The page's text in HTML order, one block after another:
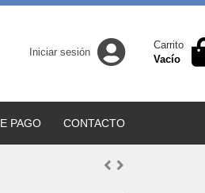
Iniciar sesión
Carrito
Vacío
CONTACTO
PAGO